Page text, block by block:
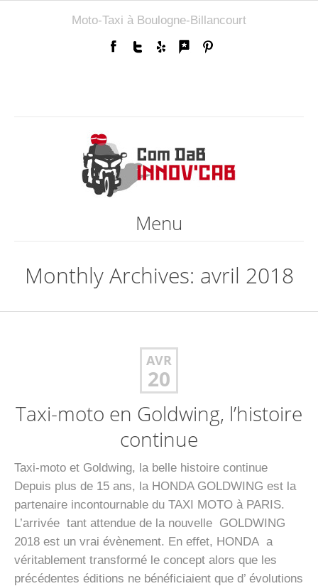
Moto-Taxi à Boulogne-Billancourt
Menu
Monthly Archives: avril 2018
AVR
20
Taxi-moto en Goldwing, l’histoire
continue
Taxi-moto et Goldwing, la belle histoire continue
Depuis plus de 15 ans, la HONDA GOLDWING est la
partenaire incontournable du TAXI MOTO à PARIS.
L’arrivée tant attendue de la nouvelle GOLDWING
2018 est un vrai évènement. En effet, HONDA a
véritablement transformé le concept alors que les
précédentes éditions ne bénéficiaient que d’ évolutions